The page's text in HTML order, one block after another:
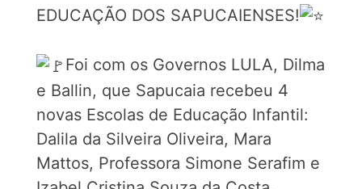
EDUCAÇÃO DOS SAPUCAIENSES!
Foi com os Governos LULA, Dilma
e Ballin, que Sapucaia recebeu 4
novas Escolas de Educação Infantil:
Dalila da Silveira Oliveira, Mara
Mattos, Professora Simone Serafim e